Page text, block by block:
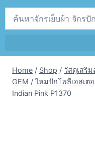
Home / Shop / วัสดุเสริ
GEM / ไหมปักโพลีเอสเต
Indian Pink P1370